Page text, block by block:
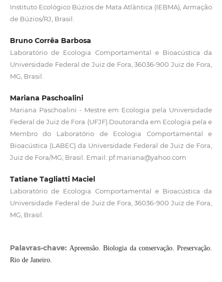
Instituto Ecológico Búzios de Mata Atlântica (IEBMA), Armação
de Búzios/RJ, Brasil.
Bruno Corrêa Barbosa
Laboratório de Ecologia Comportamental e Bioacústica da
Universidade Federal de Juiz de Fora, 36036-900 Juiz de Fora,
MG, Brasil.
Mariana Paschoalini
Mariana Paschoalini - Mestre em Ecologia pela Universidade
Federal de Juiz de Fora (UFJF).Doutoranda em Ecologia pela e
Membro do Laboratório de Ecologia Comportamental e
Bioacústica (LABEC) da Universidade Federal de Juiz de Fora,
Juiz de Fora/MG, Brasil. Email: pf.mariana@yahoo.com
Tatiane Tagliatti Maciel
Laboratório de Ecologia Comportamental e Bioacústica da
Universidade Federal de Juiz de Fora, 36036-900 Juiz de Fora,
MG, Brasil.
Palavras-chave:Apreensão. Biologia da conservação. Preservação.
Rio de Janeiro.